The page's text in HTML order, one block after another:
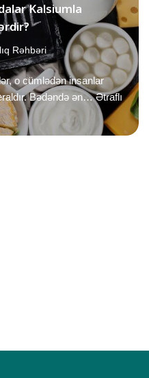
Kalsiumla
Rəhbəri
o cümlədən insanlar
Bədəndə ən…Ətraflı